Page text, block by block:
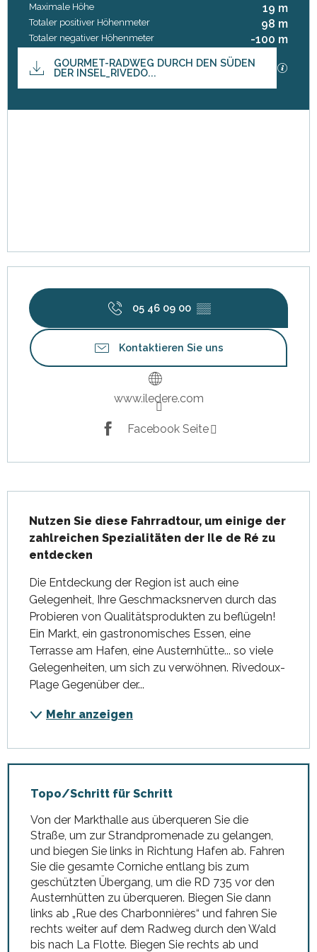
Maximale Höhe 19 m
Totaler positiver Höhenmeter 98 m
Totaler negativer Höhenmeter -100 m
Dokumentation
GOURMET-RADWEG DURCH DEN SÜDEN
DER INSEL_RIVEDO...
Mit
05 46 09 00 ▒▒
Kontaktieren Sie uns
www.iledere.com
Facebook Seite
Nutzen Sie diese Fahrradtour, um einige der
zahlreichen Spezialitäten der Ile de Ré zu
entdecken
Die Entdeckung der Region ist auch eine
Gelegenheit, Ihre Geschmacksnerven durch das
Probieren von Qualitätsprodukten zu beflügeln!
Ein Markt, ein gastronomisches Essen, eine
Terrasse am Hafen, eine Austernhütte... so viele
Gelegenheiten, um sich zu verwöhnen. Rivedoux-
Plage Gegenüber der...
Mehr anzeigen
Topo/Schritt für Schritt
Von der Markthalle aus überqueren Sie die
Straße, um zur Strandpromenade zu gelangen,
und biegen Sie links in Richtung Hafen ab. Fahren
Sie die gesamte Corniche entlang bis zum
geschützten Übergang, um die RD 735 vor den
Austernhütten zu überqueren. Biegen Sie dann
links ab „Rue des Charbonnières“ und fahren Sie
rechts weiter auf dem Radweg durch den Wald
bis nach La Flotte. Biegen Sie rechts ab und